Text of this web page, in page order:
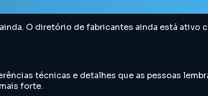
O diretório de fabricantes ainda está ativo
técnicas e detalhes que as pessoas
forte.